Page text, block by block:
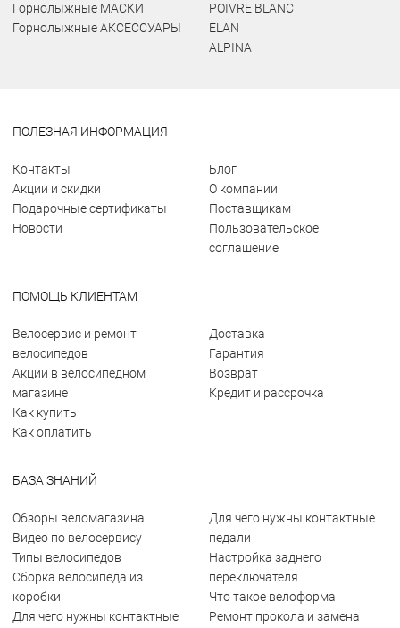
Горнолыжные МАСКИ
Горнолыжные АКСЕССУАРЫ
POIVRE BLANC
ELAN
ALPINA
ПОЛЕЗНАЯ ИНФОРМАЦИЯ
Контакты
Акции и скидки
Подарочные сертификаты
Новости
Блог
О компании
Поставщикам
Пользовательское
соглашение
ПОМОЩЬ КЛИЕНТАМ
Велосервис и ремонт
велосипедов
Акции в велосипедном
магазине
Как купить
Как оплатить
Доставка
Гарантия
Возврат
Кредит и рассрочка
БАЗА ЗНАНИЙ
Обзоры веломагазина
Видео по велосервису
Типы велосипедов
Сборка велосипеда из
коробки
Для чего нужны контактные
Для чего нужны контактные
педали
Настройка заднего
переключателя
Что такое велоформа
Ремонт прокола и замена